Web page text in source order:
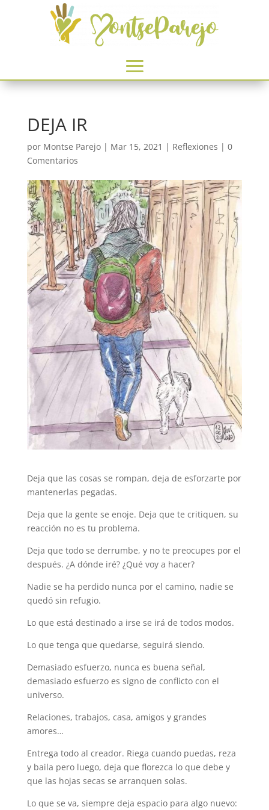
DEJA IR
por Montse Parejo| Mar 15, 2021 | Reflexiones | 0
Comentarios
Deja que las cosas se rompan, deja de esforzarte por
mantenerlas pegadas.
Deja que la gente se enoje. Deja que te critiquen, su
reacción no es tu problema.
Deja que todo se derrumbe, y no te preocupes por el
después. ¿A dónde iré? ¿Qué voy a hacer?
Nadie se ha perdido nunca por el camino, nadie se
quedó sin refugio.
Lo que está destinado a irse se irá de todos modos.
Lo que tenga que quedarse, seguirá siendo.
Demasiado esfuerzo, nunca es buena señal,
demasiado esfuerzo es signo de conflicto con el
universo.
Relaciones, trabajos, casa, amigos y grandes
amores…
Entrega todo al creador. Riega cuando puedas, reza
y baila pero luego, deja que florezca lo que debe y
que las hojas secas se arranquen solas.
Lo que se va, siempre deja espacio para algo nuevo: